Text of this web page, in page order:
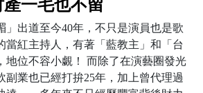
一毛也不留
」出道至今40年，不只是演員也是歌
當紅主持人，有著「藍教主」和「台
地位不容小覷！ 而除了在演藝圈發光
副業也已經打拚25年，加上曾代理過